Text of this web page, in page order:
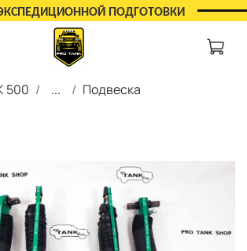
ПОДГОТОВКИ
500 ... Подвеска